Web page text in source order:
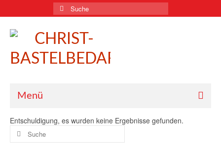
Suche
nach:
Menü
Entschuldigung, es wurden keine Ergebnisse gefunden.
Suche
nach: